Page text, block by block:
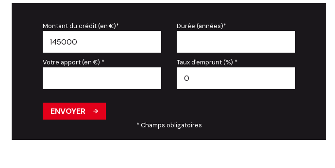
Montant du crédit (en €)* Durée (années)*
Votre apport (en €) * Taux d'emprunt (%) *
ENVOYER
* Champs obligatoires